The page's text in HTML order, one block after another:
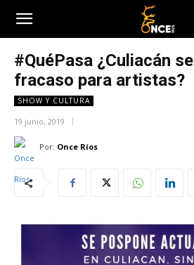
#QuéPasa ¿Culiacán
fracaso para artistas?
SHOW Y CULTURA
19 junio, 2019
Por: Once Ríos